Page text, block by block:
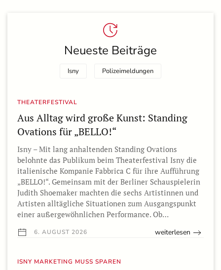
Neueste Beiträge
Isny Polizeimeldungen
THEATERFESTIVAL
Aus Alltag wird große Kunst: Standing
Ovations für „BELLO!“
Isny – Mit lang anhaltenden Standing Ovations
belohnte das Publikum beim Theaterfestival Isny die
italienische Kompanie Fabbrica C für ihre Aufführung
„BELLO!“. Gemeinsam mit der Berliner Schauspielerin
Judith Shoemaker machten die sechs Artistinnen und
Artisten alltägliche Situationen zum Ausgangspunkt
einer außergewöhnlichen Performance. Ob…
6. AUGUST 2026 weiterlesen
ISNY MARKETING MUSS SPAREN